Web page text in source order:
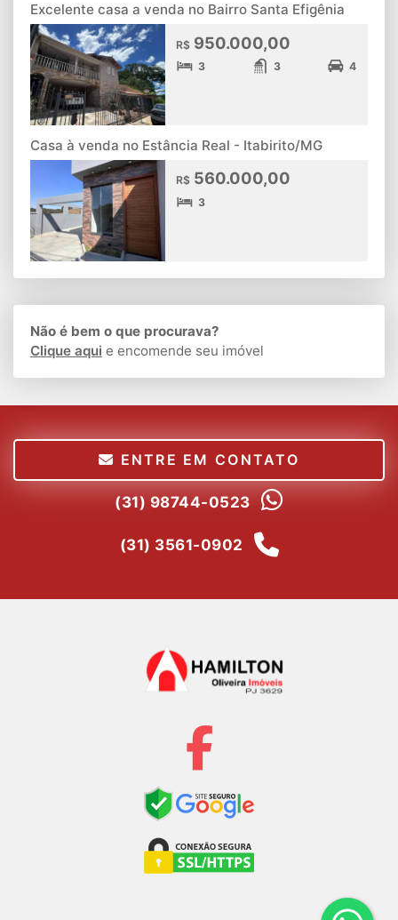
Excelente casa a venda no Bairro Santa Efigênia
R$ 950.000,00
3 3 4
Casa à venda no Estância Real - Itabirito/MG
R$ 560.000,00
3
Não é bem o que procurava?
Clique aqui e encomende seu imóvel
ENTRE EM CONTATO
(31) 98744-0523
(31) 3561-0902